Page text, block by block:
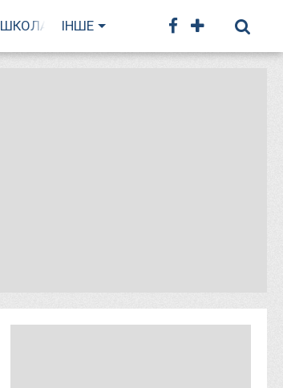
ШКОЛА БІГУ
ІНШЕ